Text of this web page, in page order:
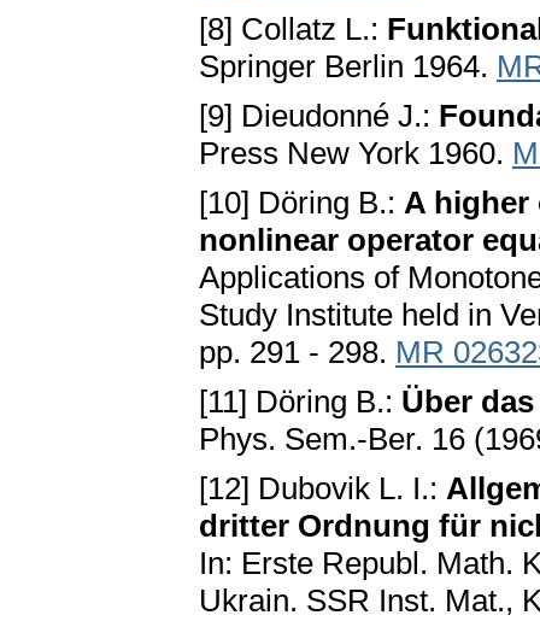
[8] Collatz L.:
Springer Berlin 1964.
[9] Dieudonné J.:
Press New York 1960.
[10] Döring B.: A higher
nonlinear operator
Applications of
Study Institute held in
pp. 291 - 298. MR
[11] Döring B.: Über
Phys. Sem.-Ber. 16
[12] Dubovik L. I.:
dritter Ordnung für
In: Erste Republ. Math.
Ukrain. SSR Inst. Mat.,